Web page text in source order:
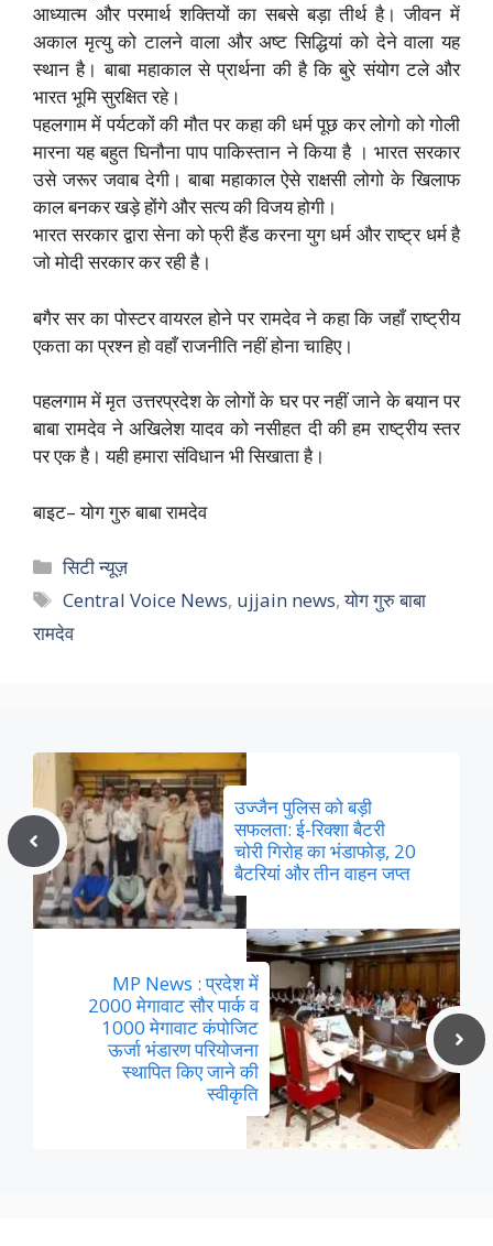
आध्यात्म और परमार्थ शक्तियों का सबसे बड़ा तीर्थ है। जीवन में
अकाल मृत्यु को टालने वाला और अष्ट सिद्धियां को देने वाला यह
स्थान है। बाबा महाकाल से प्रार्थना की है कि बुरे संयोग टले और
भारत भूमि सुरक्षित रहे।
पहलगाम में पर्यटकों की मौत पर कहा की धर्म पूछ कर लोगो को गोली
मारना यह बहुत घिनौना पाप पाकिस्तान ने किया है । भारत सरकार
उसे जरूर जवाब देगी। बाबा महाकाल ऐसे राक्षसी लोगो के खिलाफ
काल बनकर खड़े होंगे और सत्य की विजय होगी।
भारत सरकार द्वारा सेना को फ्री हैंड करना युग धर्म और राष्ट्र धर्म है
जो मोदी सरकार कर रही है।
बगैर सर का पोस्टर वायरल होने पर रामदेव ने कहा कि जहाँ राष्ट्रीय
एकता का प्रश्न हो वहाँ राजनीति नहीं होना चाहिए।
पहलगाम में मृत उत्तरप्रदेश के लोगों के घर पर नहीं जाने के बयान पर
बाबा रामदेव ने अखिलेश यादव को नसीहत दी की हम राष्ट्रीय स्तर
पर एक है। यही हमारा संविधान भी सिखाता है।
बाइट– योग गुरु बाबा रामदेव
Categories
सिटी न्यूज़
Tags
Central Voice News, ujjain news,योग गुरु बाबा
रामदेव
उज्जैन पुलिस को बड़ी
सफलता: ई-रिक्शा बैटरी
चोरी गिरोह का भंडाफोड़, 20
बैटरियां और तीन वाहन जप्त
MP News : प्रदेश में
2000 मेगावाट सौर पार्क व
1000 मेगावाट कंपोजिट
ऊर्जा भंडारण परियोजना
स्थापित किए जाने की
स्वीकृति